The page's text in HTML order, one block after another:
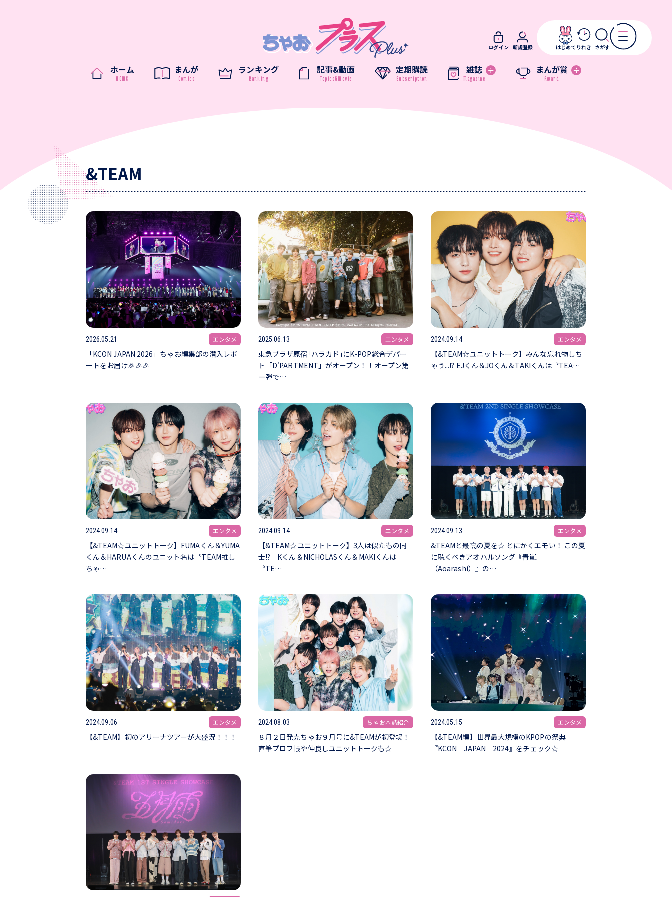
ホーム まんが ランキング 記事&動画 定期購読 雑誌 まんが賞
ログイン 新規登録 はじめて りれき さがす
&TEAM
2026.05.21 エンタメ
「KCON JAPAN 2026」ちゃお編集部の潜入レポ
ートをお届け🎉🎉🎉
2025.06.13 エンタメ
東急プラザ原宿｢ハラカド｣にK-POP総合デパー
ト「D'PARTMENT」がオープン！！オープン第
一弾で…
2024.09.14 エンタメ
【&TEAM☆ユニットトーク】みんな忘れ物しち
ゃう...!? EJくん＆JOくん＆TAKIくんは〝TEA…
2024.09.14 エンタメ
【&TEAM☆ユニットトーク】FUMAくん＆YUMA
くん＆HARUAくんのユニット名は〝TEAM推し
ちゃ…
2024.09.14 エンタメ
【&TEAM☆ユニットトーク】3人は似たもの同
士!? Kくん＆NICHOLASくん＆MAKIくんは
〝TE…
2024.09.13 エンタメ
&TEAMと最高の夏を☆ とにかくエモい！ この夏
に聴くべきアオハルソング『青嵐
（Aoarashi）』の…
2024.09.06 エンタメ
【&TEAM】初のアリーナツアーが大盛況！！！
2024.08.03 ちゃお本誌紹介
８月２日発売ちゃお９月号に&TEAMが初登場！
直筆プロフ帳や仲良しユニットトークも☆
2024.05.15 エンタメ
【&TEAM編】世界最大規模のKPOPの祭典
『KCON JAPAN 2024』をチェック☆